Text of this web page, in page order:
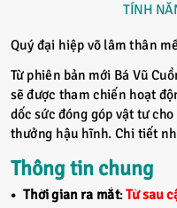
TÍNH
Quý đại hiệp võ lâm thân
Từ phiên bản mới Bá Vũ
sẽ được tham chiến hoạt
dốc sức đóng góp vật tư
thưởng hậu hĩnh. Chi tiết
Thông tin chung
Thời gian ra mắt:Từ sau